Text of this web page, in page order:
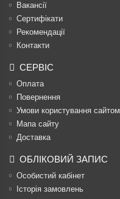
Вакансії
Сертифікати
Рекомендації
Контакти
СЕРВІС
Оплата
Повернення
Умови користування сайтом
Мапа сайту
Доставка
ОБЛІКОВИЙ ЗАПИС
Особистий кабінет
Історія замовлень